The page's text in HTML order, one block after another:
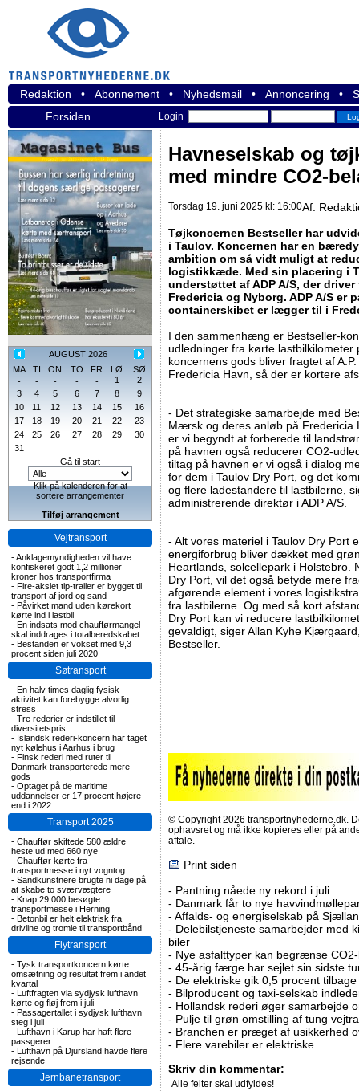
Redaktion • Abonnement • Nyhedsmail • Annoncering •
Forsiden
Login
AUGUST 2026
MA
TI ON TO FR LØ
SØ
-
- - - - 1
2
3
4 5 6 7 8
9
10
11 12 13 14 15
16
17
18 19 20 21 22
23
24
25 26 27 28 29
30
31
- - - - -
-
Gå til start
Klik på kalenderen for at
sortere arrangementer
Tilføj arrangement
Vejtransport
-Anklagemyndigheden vil have
konfiskeret godt 1,2 millioner
kroner hos transportfirma
- Fire-akslet tip-trailer er bygget til
transport af jord og sand
- Påvirket mand uden kørekort
kørte ind i lastbil
- En indsats mod chaufførmangel
skal inddrages i totalberedskabet
- Bestanden er vokset med 9,3
procent siden juli 2020
Søtransport
- En halv times daglig fysisk
aktivitet kan forebygge alvorlig
stress
- Tre rederier er indstillet til
diversitetspris
- Islandsk rederi-koncern har taget
nyt kølehus i Aarhus i brug
- Finsk rederi med ruter til
Danmark transporterede mere
gods
- Optaget på de maritime
uddannelser er 17 procent højere
end i 2022
Transport 2025
- Chauffør skiftede 580 ældre
heste ud med 660 nye
- Chauffør kørte fra
transportmesse i nyt vogntog
- Sandkunstnere brugte ni dage på
at skabe to sværvægtere
- Knap 29.000 besøgte
transportmesse i Herning
- Betonbil er helt elektrisk fra
drivline og tromle til transportbånd
Flytransport
- Tysk transportkoncern kørte
omsætning og resultat frem i andet
kvartal
- Luftfragten via sydjysk lufthavn
kørte og fløj frem i juli
- Passagertallet i sydjysk lufthavn
steg i juli
- Lufthavn i Karup har haft flere
passgerer
- Lufthavn på Djursland havde flere
rejsende
Jernbanetransport
Havneselskab og
med mindre CO2-
Torsdag 19. juni 2025 kl: 16:00Af:
Tøjkoncernen Bestseller har
i Taulov. Koncernen har en
ambition om så vidt muligt at
logistikkæde. Med sin placering i
understøttet af ADP A/S, der
Fredericia og Nyborg. ADP A/S er
containerskibet er lægger til i
I den sammenhæng er Bestseller-
udledninger fra kørte lastbilkilometer
koncernens gods bliver fragtet af
Fredericia Havn, så der er kortere
- Det strategiske samarbejde med
Mærsk og deres anløb på Fredericia
er vi begyndt at forberede til
på havnen også reducerer CO2-
tiltag på havnen er vi også i dialog
for dem i Taulov Dry Port, og det
og flere ladestandere til lastbilerne,
administrerende direktør i ADP A/S.
- Alt vores materiel i Taulov Dry Port
energiforbrug bliver dækket med
Heartlands, solcellepark i Holstebro.
Dry Port, vil det også betyde mere
afgørende element i vores
fra lastbilerne. Og med så kort
Dry Port kan vi reducere
gevaldigt, siger Allan Kyhe
Bestseller.
© Copyright 2026 transportnyhederne.dk.
ophavsret og må ikke kopieres eller på
aftale.
Print siden
- Pantning nåede ny rekord i juli
- Danmark får to nye
- Affalds- og energiselskab på
- Delebilstjeneste samarbejder med
biler
- Nye asfalttyper kan begrænse
- 45-årig færge har sejlet sin sidste
- De elektriske gik 0,5 procent tilbage
- Bilproducent og taxi-selskab
- Hollandsk rederi øger samarbejde
- Pulje til grøn omstilling af tung
- Branchen er præget af usikkerhed
- Flere varebiler er elektriske
Skriv din kommentar:
Alle felter skal udfyldes!